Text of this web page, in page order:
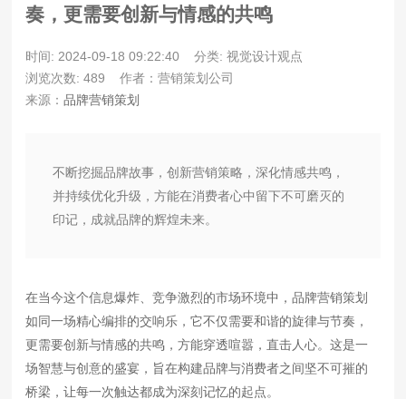
奏，更需要创新与情感的共鸣
时间: 2024-09-18 09:22:40
分类: 视觉设计观点
浏览次数: 489
作者：营销策划公司
来源：品牌营销策划
不断挖掘品牌故事，创新营销策略，深化情感共鸣，
并持续优化升级，方能在消费者心中留下不可磨灭的
印记，成就品牌的辉煌未来。
在当今这个信息爆炸、竞争激烈的市场环境中，品牌营销策划
如同一场精心编排的交响乐，它不仅需要和谐的旋律与节奏，
更需要创新与情感的共鸣，方能穿透喧嚣，直击人心。这是一
场智慧与创意的盛宴，旨在构建品牌与消费者之间坚不可摧的
桥梁，让每一次触达都成为深刻记忆的起点。